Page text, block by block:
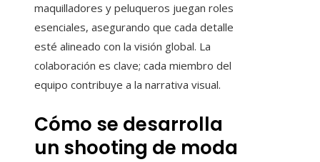
maquilladores y peluqueros juegan roles
esenciales, asegurando que cada detalle
esté alineado con la visión global. La
colaboración es clave; cada miembro del
equipo contribuye a la narrativa visual.
Cómo se desarrolla
un shooting de moda